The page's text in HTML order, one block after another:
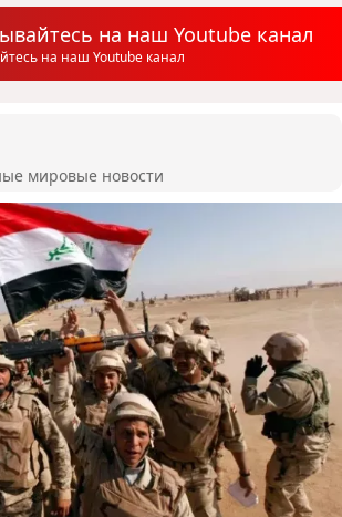
на наш Youtube канал
на наш Youtube канал
мировые новости